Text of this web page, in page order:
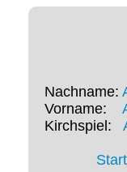
Nachname:
Vorname:
Kirchspiel: